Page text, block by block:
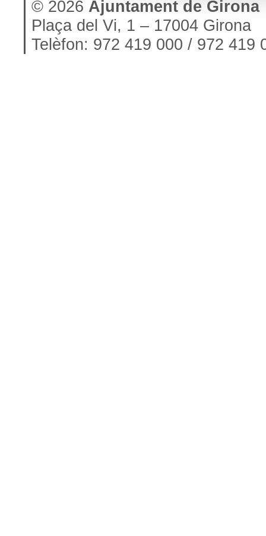
© 2026 Ajuntament de Girona
Plaça del Vi, 1 – 17004 Girona
Telèfon: 972 419 000 / 972 419